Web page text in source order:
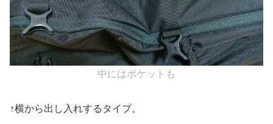
中にはポケットも
↑横から出し入れするタイプ。